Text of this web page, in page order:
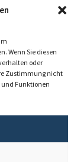
Wenn Sie diesen
oder
Zustimmung nicht
Funktionen